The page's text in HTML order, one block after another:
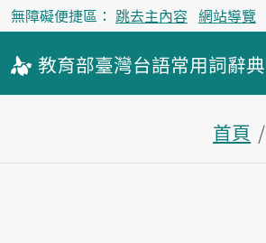
無障礙便捷區： 跳去主內容 網站導覽
教育部臺灣台語常用詞辭典
首頁